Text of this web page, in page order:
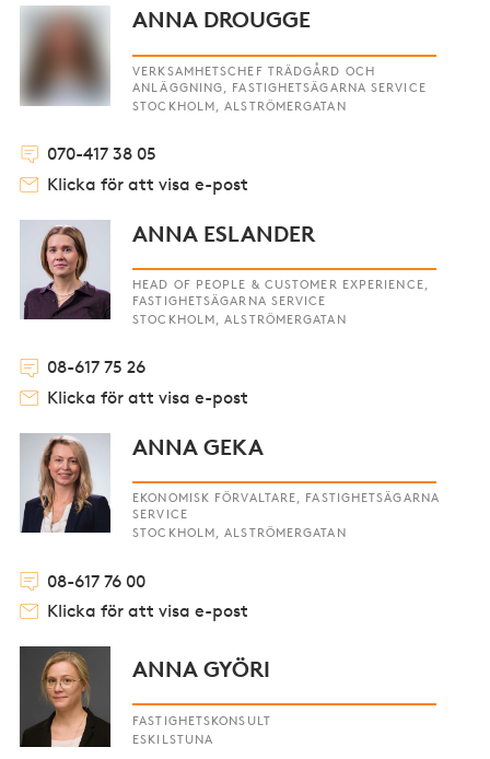
ANNA DROUGGE
VERKSAMHETSCHEF TRÄDGÅRD OCH
ANLÄGGNING, FASTIGHETSÄGARNA SERVICE
STOCKHOLM, ALSTRÖMERGATAN
070-417 38 05
Klicka för att visa e-post
ANNA ESLANDER
HEAD OF PEOPLE & CUSTOMER EXPERIENCE,
FASTIGHETSÄGARNA SERVICE
STOCKHOLM, ALSTRÖMERGATAN
08-617 75 26
Klicka för att visa e-post
ANNA GEKA
EKONOMISK FÖRVALTARE, FASTIGHETSÄGARNA
SERVICE
STOCKHOLM, ALSTRÖMERGATAN
08-617 76 00
Klicka för att visa e-post
ANNA GYÖRI
FASTIGHETSKONSULT
ESKILSTUNA